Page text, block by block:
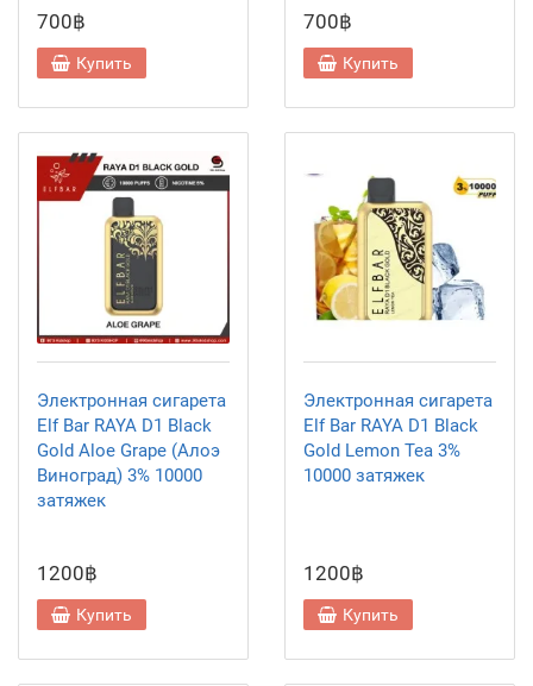
700฿
Купить
700฿
Купить
Электронная сигарета
Elf Bar RAYA D1 Black
Gold Aloe Grape (Алоэ
Виноград) 3% 10000
затяжек
1200฿
Купить
Электронная сигарета
Elf Bar RAYA D1 Black
Gold Lemon Tea 3%
10000 затяжек
1200฿
Купить